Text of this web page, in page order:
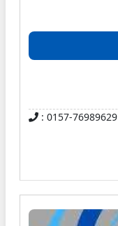
: 0157-76989629